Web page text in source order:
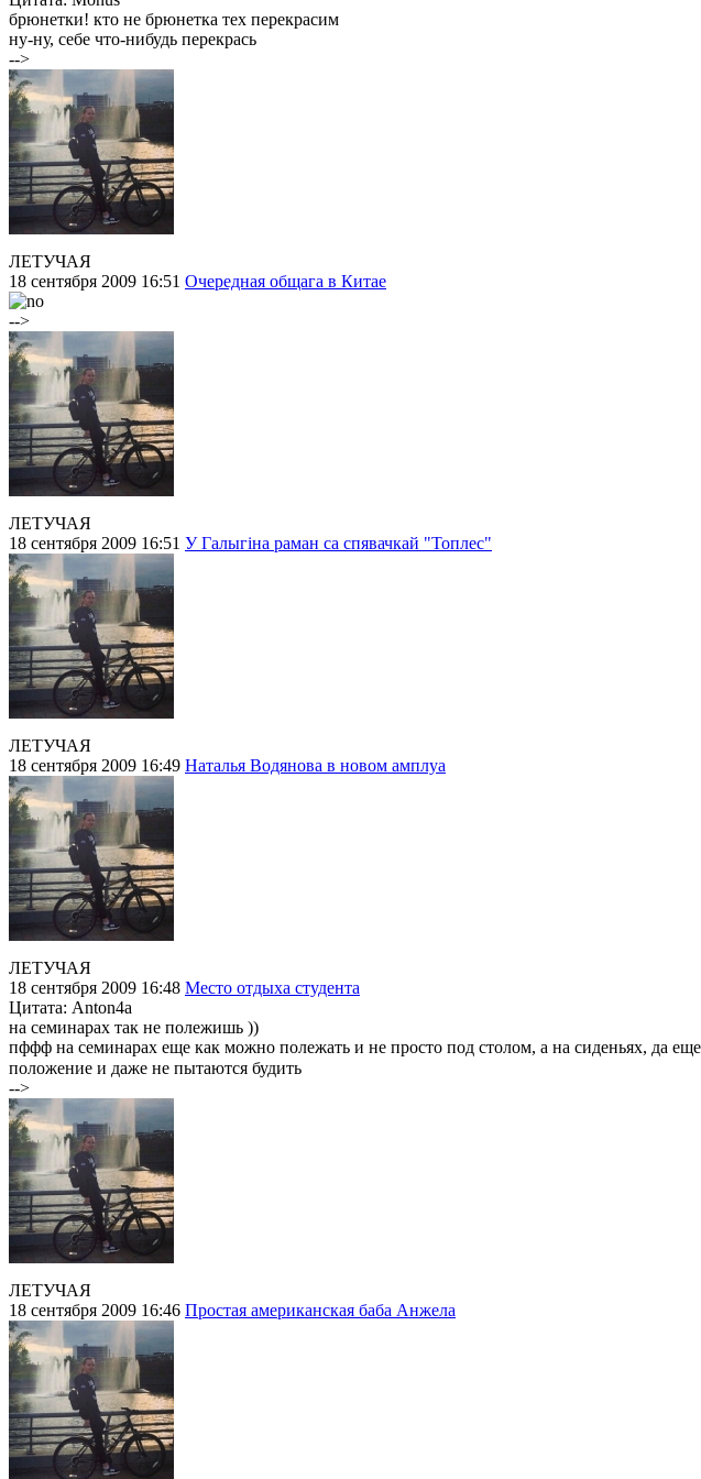
брюнетки! кто не брюнетка тех перекрасим
ну-ну, себе что-нибудь перекрась
-->
ЛЕТУЧАЯ
18 сентября 2009 16:51 Очередная общага в Китае
-->
ЛЕТУЧАЯ
18 сентября 2009 16:51 У Галыгіна раман са спявачкай "Топлес"
ЛЕТУЧАЯ
18 сентября 2009 16:49 Наталья Водянова в новом амплуа
ЛЕТУЧАЯ
18 сентября 2009 16:48 Место отдыха студента
Цитата: Anton4a
на сeминарах так не полежишь ))
пффф на семинарах еще как можно полежать и не просто под столом, а на сиденьях, да
положение и даже не пытаются будить
-->
ЛЕТУЧАЯ
18 сентября 2009 16:46 Простая американская баба Анжела